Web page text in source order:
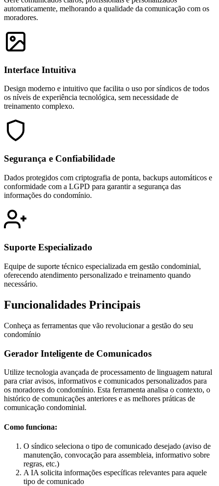
automaticamente, melhorando a qualidade da comunicação com os
moradores.
Interface Intuitiva
Design moderno e intuitivo que facilita o uso por síndicos de todos
os níveis de experiência tecnológica, sem necessidade de
treinamento complexo.
Segurança e Confiabilidade
Dados protegidos com criptografia de ponta, backups automáticos e
conformidade com a LGPD para garantir a segurança das
informações do condomínio.
Suporte Especializado
Equipe de suporte técnico especializada em gestão condominial,
oferecendo atendimento personalizado e treinamento quando
necessário.
Funcionalidades Principais
Conheça as ferramentas que vão revolucionar a gestão do seu
condomínio
Gerador Inteligente de Comunicados
Utilize tecnologia avançada de processamento de linguagem natural
para criar avisos, informativos e comunicados personalizados para
os moradores do condomínio. Esta ferramenta analisa o contexto, o
histórico de comunicações anteriores e as melhores práticas de
comunicação condominial.
Como funciona:
O síndico seleciona o tipo de comunicado desejado (aviso de
manutenção, convocação para assembleia, informativo sobre
regras, etc.)
A IA solicita informações específicas relevantes para aquele
tipo de comunicado